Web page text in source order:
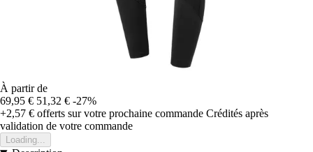
À partir de
69,95 € 51,32 € -27%
+2,57 € offerts sur votre prochaine commande Crédités après
validation de votre commande
Loading...